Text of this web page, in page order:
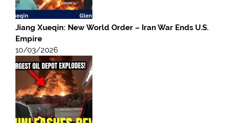
Jiang Xueqin: New World Order – Iran War Ends U.S.
Empire
10/03/2026